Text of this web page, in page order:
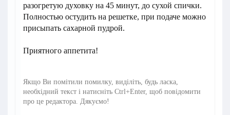
разогретую духовку на 45 минут, до сухой спички.
Полностью остудить на решетке, при подаче можно
присыпать сахарной пудрой.
Приятного аппетита!
Якщо Ви помітили помилку, виділіть, будь ласка,
необхідний текст і натисніть Ctrl+Enter, щоб повідомити
про це редактора. Дякуємо!